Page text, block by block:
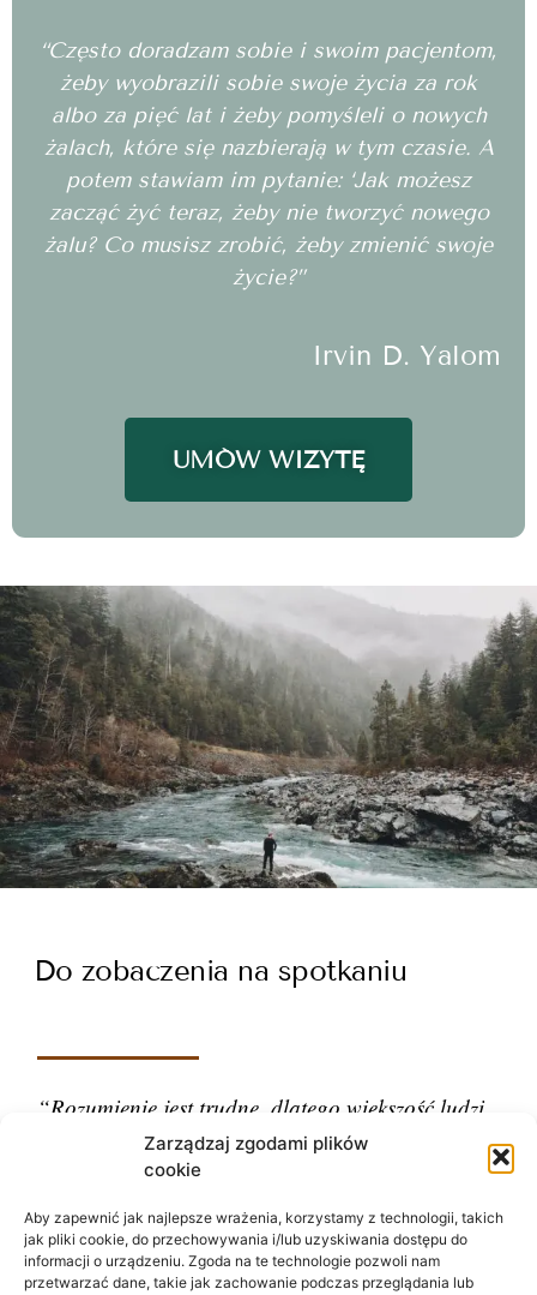
Zarządzaj zgodami plików
cookie
Aby zapewnić jak najlepsze wrażenia, korzystamy z technologii, takich
jak pliki cookie, do przechowywania i/lub uzyskiwania dostępu do
informacji o urządzeniu. Zgoda na te technologie pozwoli nam
przetwarzać dane, takie jak zachowanie podczas przeglądania lub
“Często doradzam sobie i swoim pacjentom,
żeby wyobrazili sobie swoje życia za rok
albo za pięć lat i żeby pomyśleli o nowych
żalach, które się nazbierają w tym czasie. A
potem stawiam im pytanie: ‘Jak możesz
zacząć żyć teraz, żeby nie tworzyć nowego
żalu? Co musisz zrobić, żeby zmienić swoje
życie?”
Irvin D. Yalom
UMÓW WIZYTĘ
Do zobaczenia na spotkaniu
“Rozumienie jest trudne, dlatego większość ludzi
– Carl Gustav Jung